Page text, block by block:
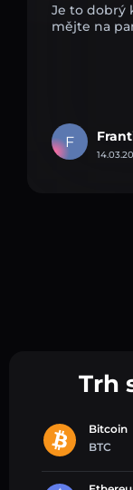
Je to dobrý
mějte na
F
Trh
Bitcoin
BTC